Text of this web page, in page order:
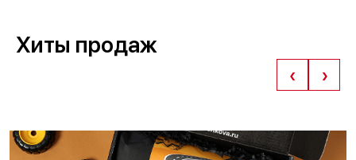
Хиты продаж
‹ ›